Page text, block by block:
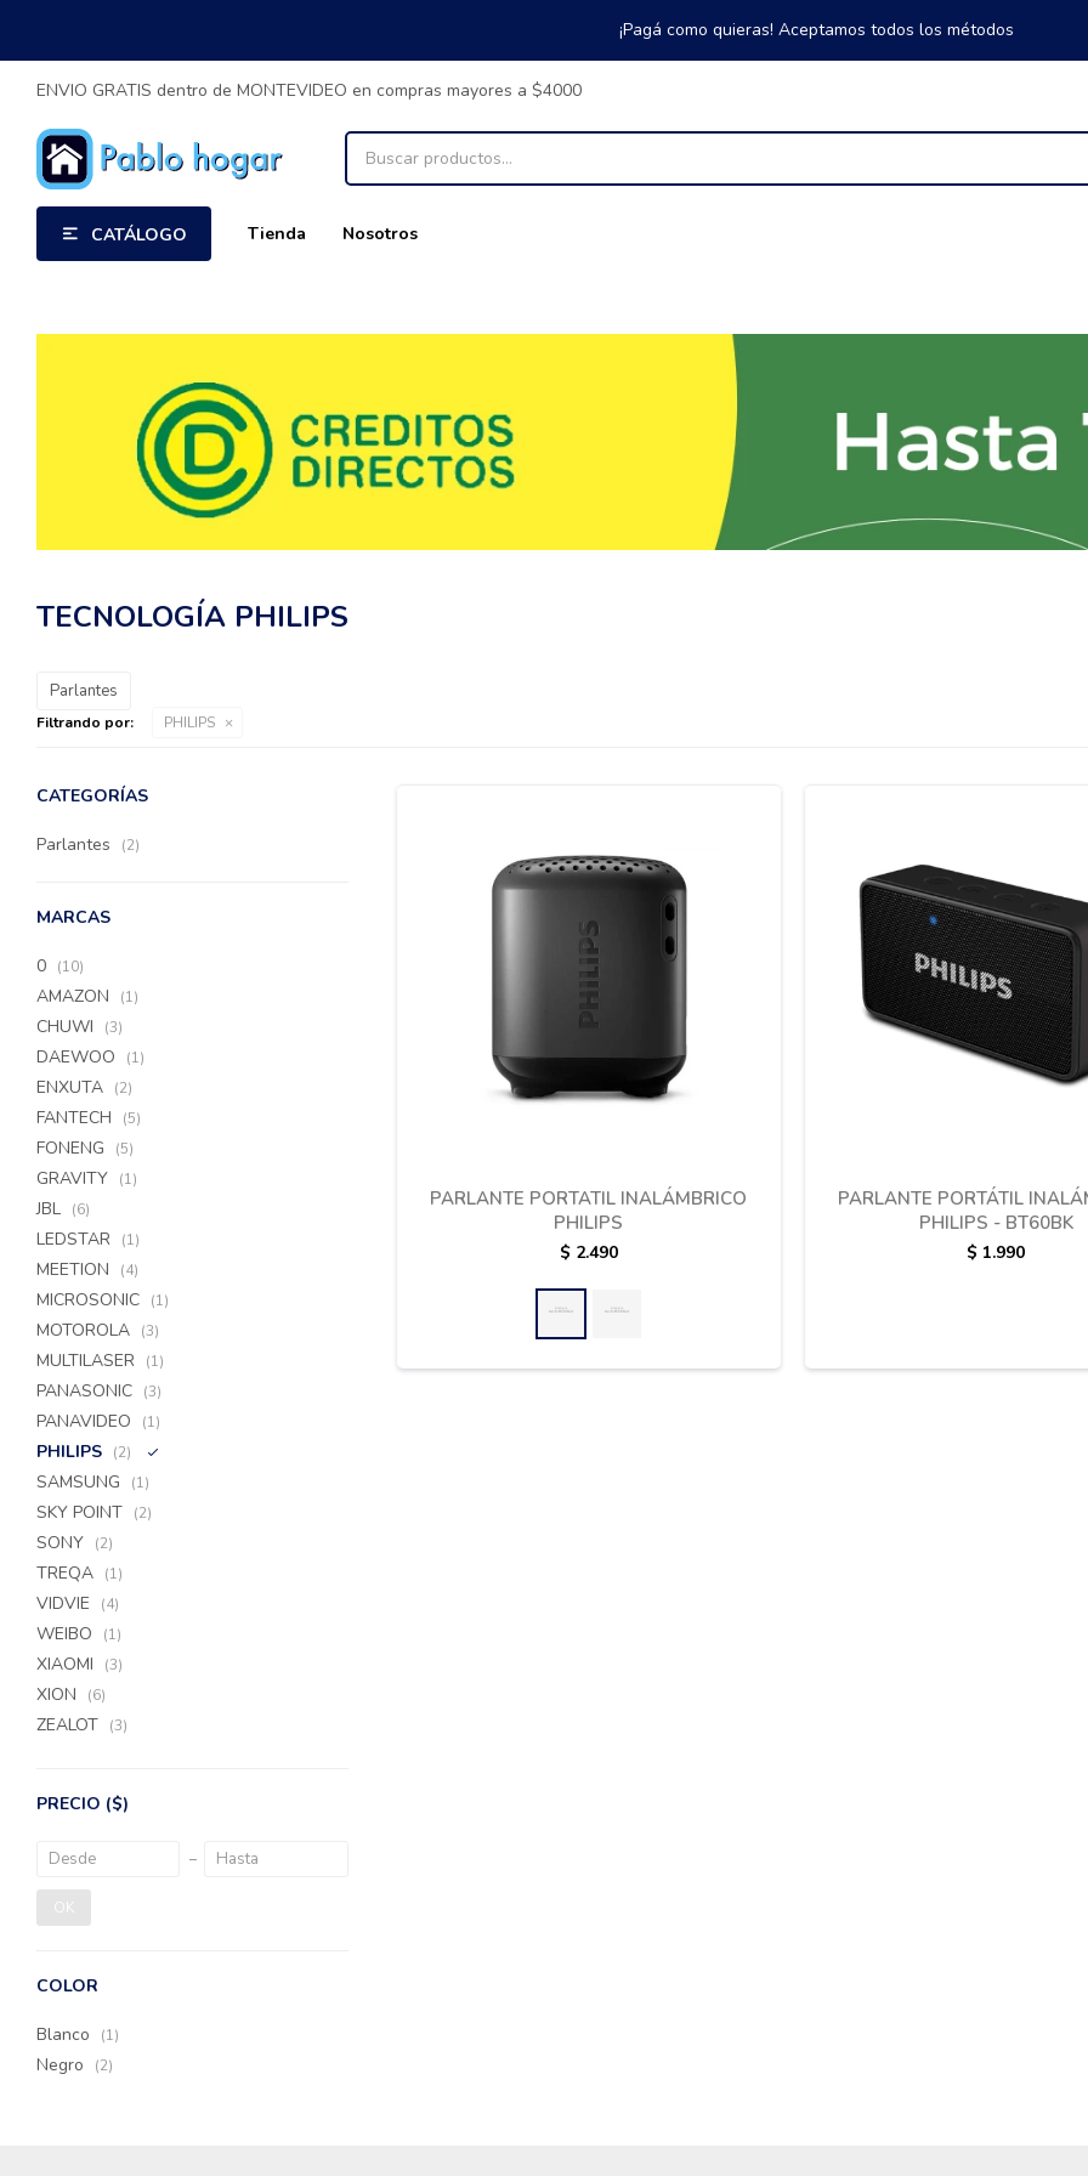
¡Pagá como quieras! Aceptamos todos los métodos
CATÁLOGO Tienda Nosotros
ENVIO GRATIS dentro de MONTEVIDEO en compras mayores a $4000
TECNOLOGÍA PHILIPS
Parlantes
Filtrando por: PHILIPS
PARLANTE PORTATIL INALÁMBRICO
PHILIPS
$ 2.490
PARLANTE PORTÁTIL
PHILIPS - BT60BK
$ 1.990
CATEGORÍAS
Parlantes (2)
MARCAS
0 (10)
AMAZON (1)
CHUWI (3)
DAEWOO (1)
ENXUTA (2)
FANTECH (5)
FONENG (5)
GRAVITY (1)
JBL (6)
LEDSTAR (1)
MEETION (4)
MICROSONIC (1)
MOTOROLA (3)
MULTILASER (1)
PANASONIC (3)
PANAVIDEO (1)
PHILIPS (2)
SAMSUNG (1)
SKY POINT (2)
SONY (2)
TREQA (1)
VIDVIE (4)
WEIBO (1)
XIAOMI (3)
XION (6)
ZEALOT (3)
PRECIO ($)
OK
COLOR
Blanco (1)
Negro (2)